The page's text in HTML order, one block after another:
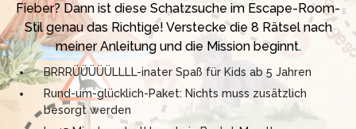
Vorbereitungsstress!
Ich bin THiLO, "Dein SPIEGEL"-Bestseller-Autor und
TV-Profi (ZDF "1, 2 oder 3"). Entdecke jetzt meine
Schatzsuchen und Escape Rooms zum Sofort-
Download. Und natürlich meine Ebooks.
Fieber? Dann ist diese Schatzsuche im Escape-Room-
Stil genau das Richtige! Verstecke die 8 Rätsel nach
meiner Anleitung und die Mission beginnt.
BRRRÜÜÜÜÜLLLL-inater Spaß für Kids ab 5 Jahren
Rund-um-glücklich-Paket: Nichts muss zusätzlich
besorgt werden
Mission, Agentenausweise, Rätsel und Requisiten.
Knackt den Fall in 90 Minuten!
Kniffliger Rätselspaß für 2 bis 6 Spieler (8 - 11 oder 12–
99 Jahre)
Professionelles PDF: Agentenausweise & Schilder
inklusive